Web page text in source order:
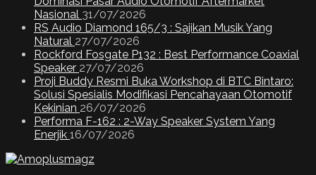
Nasional 31/07/2026
RS Audio Diamond 165/3 : Sajikan Musik Yang
Natural 27/07/2026
Rockford Fosgate P132 : Best Performance Coaxial
Speaker 27/07/2026
Proji Buddy Resmi Buka Workshop di BTC Bintaro:
Solusi Spesialis Modifikasi Pencahayaan Otomotif
Kekinian 26/07/2026
Performa F-162 : 2-Way Speaker System Yang
Enerjik 16/07/2026